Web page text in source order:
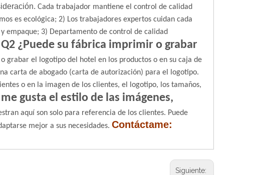
Cada trabajador mantiene el control de calidad
es ecológica; 2) Los trabajadores expertos cuidan cada
empaque; 3) Departamento de control de calidad
Q2 ¿Puede su fábrica imprimir o grabar
grabar el logotipo del hotel en los productos o en su caja de
carta de abogado (carta de autorización) para el logotipo.
o en la imagen de los clientes, el logotipo, los tamaños,
me gusta el estilo de las imágenes,
aquí son solo para referencia de los clientes. Puede
mejor a sus necesidades. Contáctame:
Siguiente: